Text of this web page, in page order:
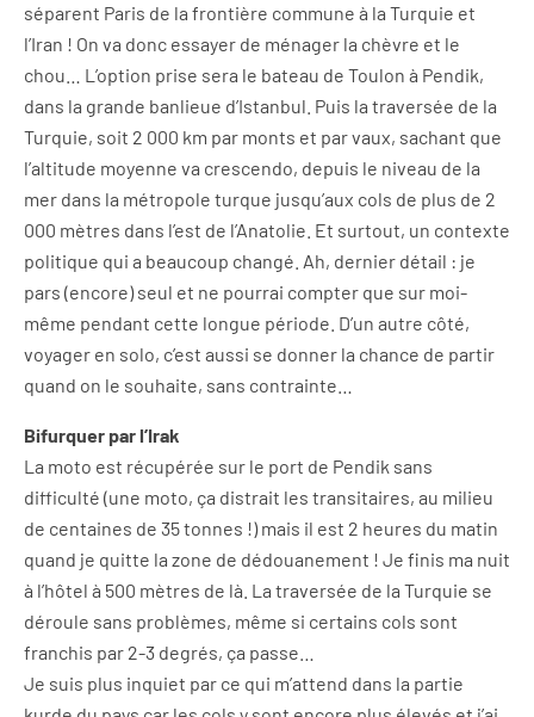
séparent Paris de la frontière commune à la Turquie et
l’Iran ! On va donc essayer de ménager la chèvre et le
chou… L’option prise sera le bateau de Toulon à Pendik,
dans la grande banlieue d’Istanbul. Puis la traversée de la
Turquie, soit 2 000 km par monts et par vaux, sachant que
l’altitude moyenne va crescendo, depuis le niveau de la
mer dans la métropole turque jusqu’aux cols de plus de 2
000 mètres dans l’est de l’Anatolie. Et surtout, un contexte
politique qui a beaucoup changé. Ah, dernier détail : je
pars (encore) seul et ne pourrai compter que sur moi-
même pendant cette longue période. D’un autre côté,
voyager en solo, c’est aussi se donner la chance de partir
quand on le souhaite, sans contrainte…
Bifurquer par l’Irak
La moto est récupérée sur le port de Pendik sans
difficulté (une moto, ça distrait les transitaires, au milieu
de centaines de 35 tonnes !) mais il est 2 heures du matin
quand je quitte la zone de dédouanement ! Je finis ma nuit
à l’hôtel à 500 mètres de là. La traversée de la Turquie se
déroule sans problèmes, même si certains cols sont
franchis par 2-3 degrés, ça passe…
Je suis plus inquiet par ce qui m’attend dans la partie